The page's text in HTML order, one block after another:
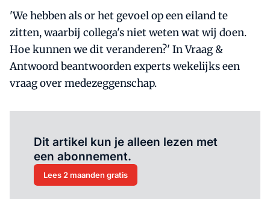
'We hebben als or het gevoel op een eiland te
zitten, waarbij collega's niet weten wat wij doen.
Hoe kunnen we dit veranderen?' In Vraag &
Antwoord beantwoorden experts wekelijks een
vraag over medezeggenschap.
Dit artikel kun je alleen lezen met
een abonnement.
Lees 2 maanden gratis